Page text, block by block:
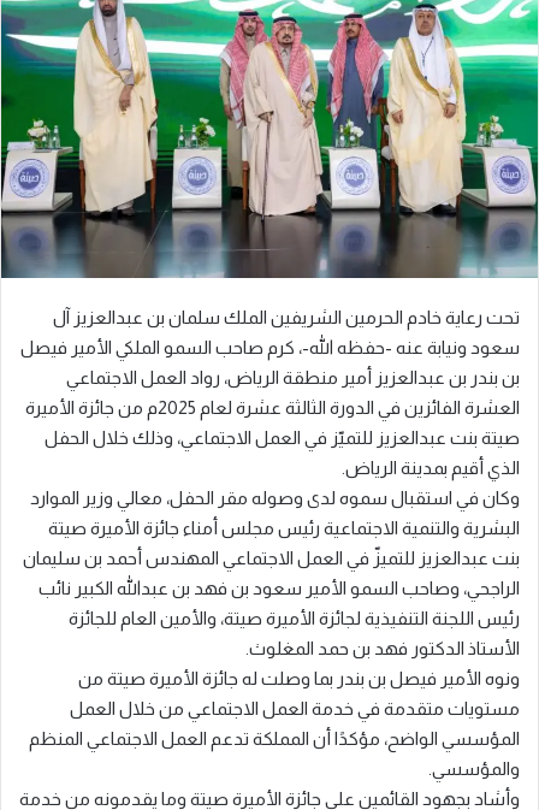
تحت رعاية خادم الحرمين الشريفين الملك سلمان بن عبدالعزيز آل
سعود ونيابة عنه -حفظه الله-، كرم صاحب السمو الملكي الأمير فيصل
بن بندر بن عبدالعزيز أمير منطقة الرياض، رواد العمل الاجتماعي
العشرة الفائزين في الدورة الثالثة عشرة لعام 2025م من جائزة الأميرة
صيتة بنت عبدالعزيز للتميّز في العمل الاجتماعي، وذلك خلال الحفل
الذي أقيم بمدينة الرياض.
وكان في استقبال سموه لدى وصوله مقر الحفل، معالي وزير الموارد
البشرية والتنمية الاجتماعية رئيس مجلس أمناء جائزة الأميرة صيتة
بنت عبدالعزيز للتميزّ في العمل الاجتماعي المهندس أحمد بن سليمان
الراجحي، وصاحب السمو الأمير سعود بن فهد بن عبدالله الكبير نائب
رئيس اللجنة التنفيذية لجائزة الأميرة صيتة، والأمين العام للجائزة
الأستاذ الدكتور فهد بن حمد المغلوث.
ونوه الأمير فيصل بن بندر بما وصلت له جائزة الأميرة صيتة من
مستويات متقدمة في خدمة العمل الاجتماعي من خلال العمل
المؤسسي الواضح، مؤكدًا أن المملكة تدعم العمل الاجتماعي المنظم
والمؤسسي.
وأشاد بجهود القائمين على جائزة الأميرة صيتة وما يقدمونه من خدمة